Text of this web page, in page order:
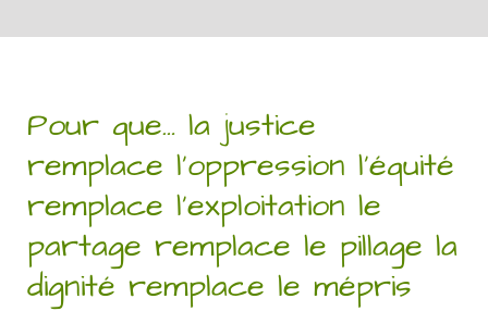
Pour que… la justice
remplace l’oppression l’équité
remplace l’exploitation le
partage remplace le pillage la
dignité remplace le mépris